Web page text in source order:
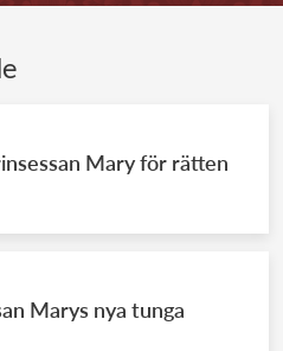
kungahuset
kungahuset
Mary för rätten
Marys nya tunga